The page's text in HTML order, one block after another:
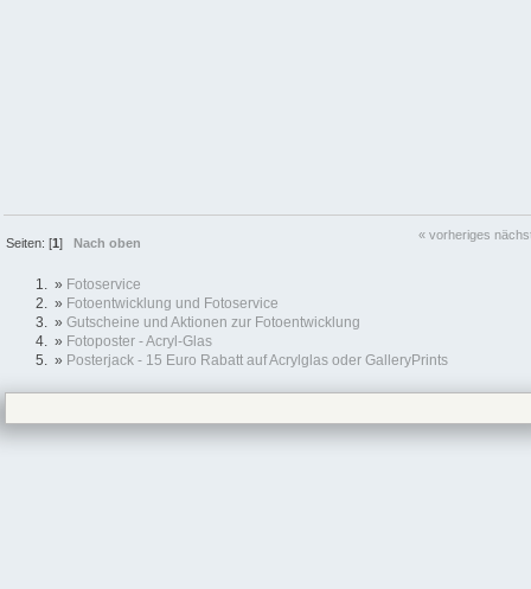
Seiten: [1]Nach oben
« vorheriges
» Fotoservice
» Fotoentwicklung und Fotoservice
» Gutscheine und Aktionen zur Fotoentwicklung
» Fotoposter - Acryl-Glas
» Posterjack - 15 Euro Rabatt auf Acrylglas oder GalleryPrints